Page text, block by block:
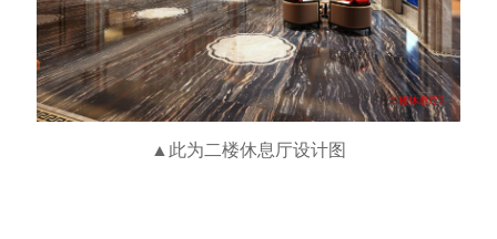
▲此为二楼休息厅设计图